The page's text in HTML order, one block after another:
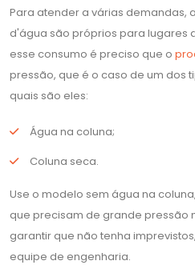
Para atender a várias demandas,
d'água são próprios para lugares
esse consumo é preciso que o
pressão, que é o caso de um dos
quais são eles:
Água na coluna;
Coluna seca.
Use o modelo sem água na
que precisam de grande pressão
garantir que não tenha
equipe de engenharia.